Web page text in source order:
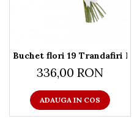
Buchet flori 19 Trandafiri Roz
336,00 RON
ADAUGA IN COS